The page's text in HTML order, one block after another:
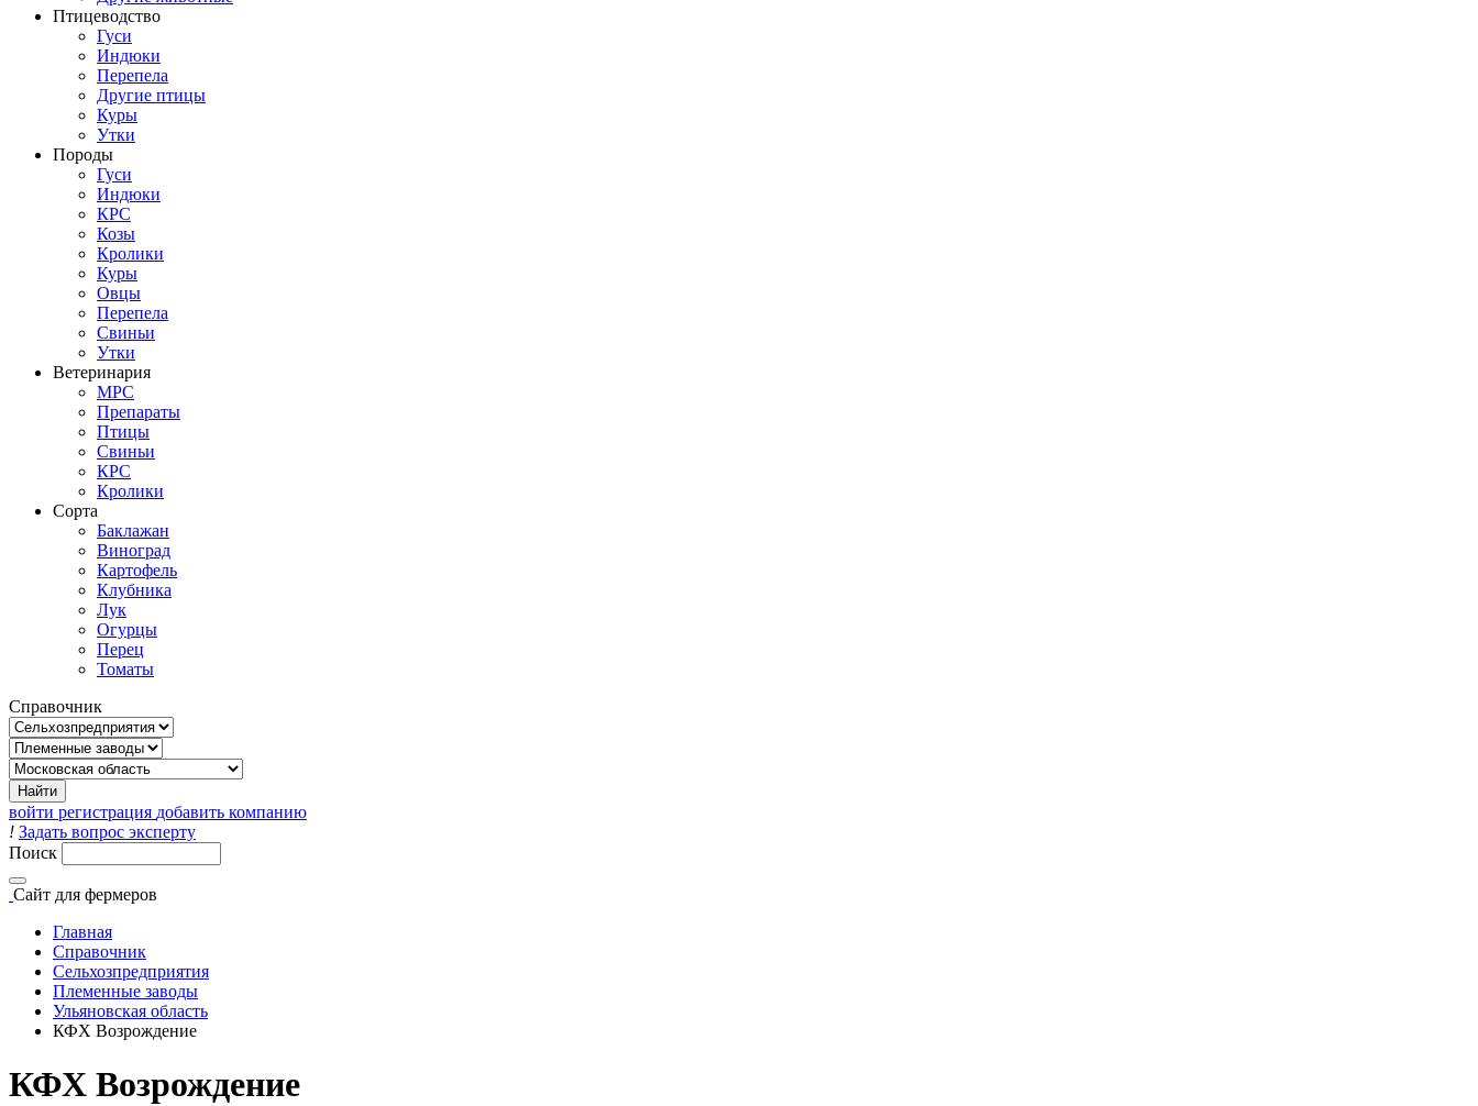
Птицеводство
Гуси
Индюки
Перепела
Другие птицы
Куры
Утки
Породы
Гуси
Индюки
КРС
Козы
Кролики
Куры
Овцы
Перепела
Свиньи
Утки
Ветеринария
МРС
Препараты
Птицы
Свиньи
КРС
Кролики
Сорта
Баклажан
Виноград
Картофель
Клубника
Лук
Огурцы
Перец
Томаты
Справочник
войти регистрация добавить компанию
! Задать вопрос эксперту
Поиск
Сайт для фермеров
Главная
Справочник
Сельхозпредприятия
Племенные заводы
Ульяновская область
КФХ Возрождение
КФХ Возрождение